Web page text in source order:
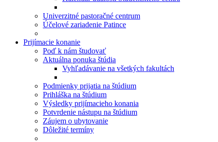
Univerzitné pastoračné centrum
Účelové zariadenie Patince
Prijímacie konanie
Poď k nám študovať
Aktuálna ponuka štúdia
Vyhľadávanie na všetkých fakultách
Podmienky prijatia na štúdium
Prihláška na štúdium
Výsledky prijímacieho konania
Potvrdenie nástupu na štúdium
Záujem o ubytovanie
Dôležité termíny